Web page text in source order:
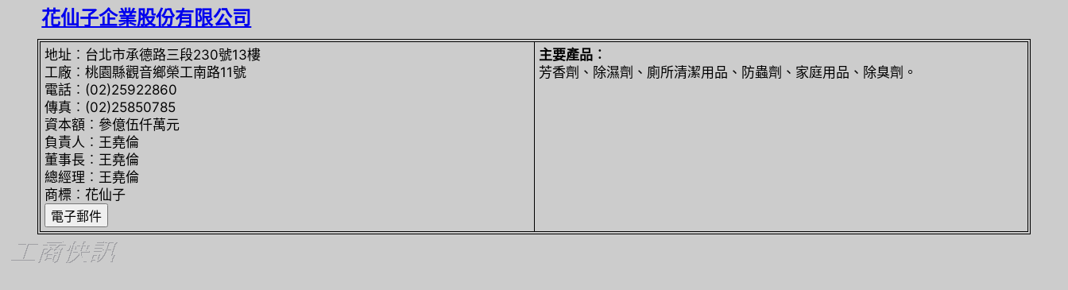
花仙子企業股份有限公司
地址︰台北市承德路三段230號13樓
工廠︰桃園縣觀音鄉榮工南路11號
電話︰(02)25922860
傳真︰(02)25850785
資本額︰參億伍仟萬元
負責人︰王堯倫
董事長︰王堯倫
總經理︰王堯倫
商標︰花仙子
主要產品︰
芳香劑、除濕劑、廁所清潔用品、防蟲劑、家庭用品、除臭劑。